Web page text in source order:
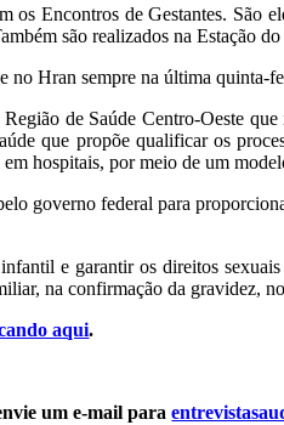
os Encontros de Gestantes.
são realizados na Estação
no Hran sempre na última quinta-
de Saúde Centro-Oeste
que propõe qualificar os
hospitais, por meio de um
governo federal para
e garantir os direitos
na confirmação da gravidez,
aqui.
um e-mail para